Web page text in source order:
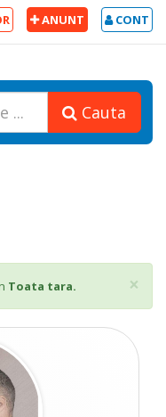
CONT
ANUNT
Cauta
×
Toata tara.